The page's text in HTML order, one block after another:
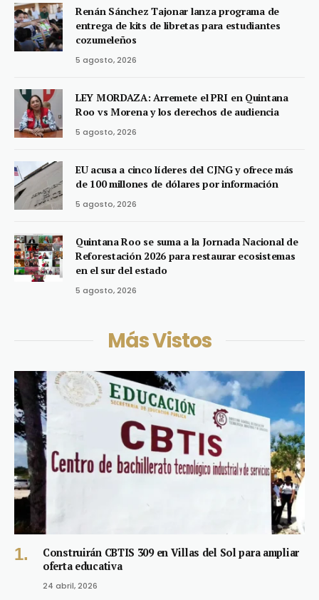
Renán Sánchez Tajonar lanza programa de
entrega de kits de libretas para estudiantes
cozumeleños
5 agosto, 2026
LEY MORDAZA: Arremete el PRI en Quintana
Roo vs Morena y los derechos de audiencia
5 agosto, 2026
EU acusa a cinco líderes del CJNG y ofrece más
de 100 millones de dólares por información
5 agosto, 2026
Quintana Roo se suma a la Jornada Nacional de
Reforestación 2026 para restaurar ecosistemas
en el sur del estado
5 agosto, 2026
Más Vistos
Construirán CBTIS 309 en Villas del Sol para ampliar
oferta educativa
24 abril, 2026